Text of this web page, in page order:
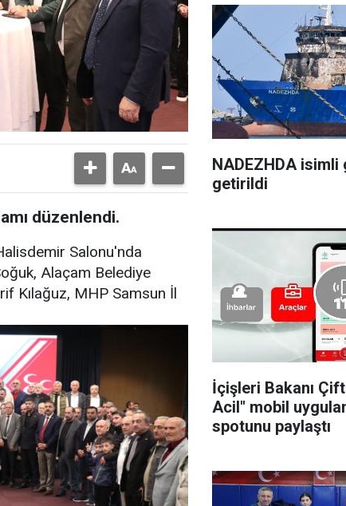
düzenlendi.
Salonu'nda
Alaçam Belediye
Kılağuz, MHP Samsun İl
NADEZHDA isimli
getirildi
İçişleri Bakanı
Acil" mobil
spotunu paylaştı